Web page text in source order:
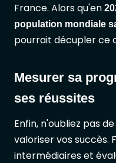
France. Alors qu'en
population mondiale
pourrait décupler ce
Mesurer sa
ses réussites
Enfin, n'oubliez pas
valoriser vos succès.
intermédiaires et